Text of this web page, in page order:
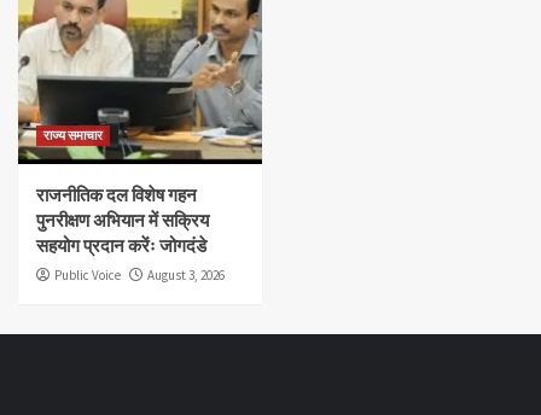
राज्य समाचार
राजनीतिक दल विशेष गहन
पुनरीक्षण अभियान में सक्रिय
सहयोग प्रदान करेंः जोगदंडे
Public Voice August 3, 2026